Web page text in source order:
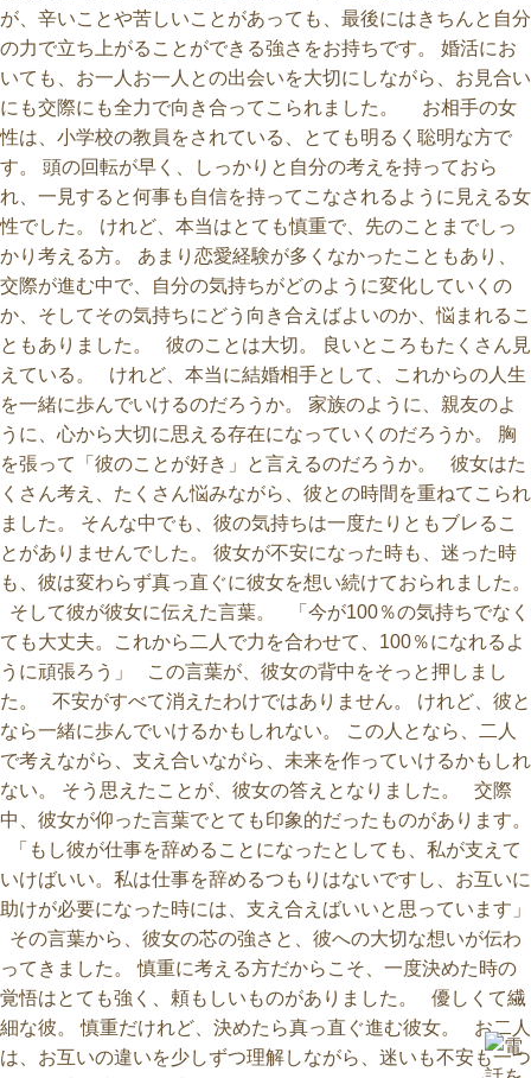
が、辛いことや苦しいことがあっても、最後にはきちんと自分
の力で立ち上がることができる強さをお持ちです。 婚活にお
いても、お一人お一人との出会いを大切にしながら、お見合い
にも交際にも全力で向き合ってこられました。 お相手の女
性は、小学校の教員をされている、とても明るく聡明な方で
す。 頭の回転が早く、しっかりと自分の考えを持っておら
れ、一見すると何事も自信を持ってこなされるように見える女
性でした。 けれど、本当はとても慎重で、先のことまでしっ
かり考える方。 あまり恋愛経験が多くなかったこともあり、
交際が進む中で、自分の気持ちがどのように変化していくの
か、そしてその気持ちにどう向き合えばよいのか、悩まれるこ
ともありました。 彼のことは大切。 良いところもたくさん見
えている。 けれど、本当に結婚相手として、これからの人生
を一緒に歩んでいけるのだろうか。 家族のように、親友のよ
うに、心から大切に思える存在になっていくのだろうか。 胸
を張って「彼のことが好き」と言えるのだろうか。 彼女はた
くさん考え、たくさん悩みながら、彼との時間を重ねてこられ
ました。 そんな中でも、彼の気持ちは一度たりともブレるこ
とがありませんでした。 彼女が不安になった時も、迷った時
も、彼は変わらず真っ直ぐに彼女を想い続けておられました。
そして彼が彼女に伝えた言葉。 「今が100％の気持ちでなく
ても大丈夫。これから二人で力を合わせて、100％になれるよ
うに頑張ろう」 この言葉が、彼女の背中をそっと押しまし
た。 不安がすべて消えたわけではありません。 けれど、彼と
なら一緒に歩んでいけるかもしれない。 この人となら、二人
で考えながら、支え合いながら、未来を作っていけるかもしれ
ない。 そう思えたことが、彼女の答えとなりました。 交際
中、彼女が仰った言葉でとても印象的だったものがあります。
「もし彼が仕事を辞めることになったとしても、私が支えて
いけばいい。私は仕事を辞めるつもりはないですし、お互いに
助けが必要になった時には、支え合えばいいと思っています」
その言葉から、彼女の芯の強さと、彼への大切な想いが伝わ
ってきました。 慎重に考える方だからこそ、一度決めた時の
覚悟はとても強く、頼もしいものがありました。 優しくて繊
細な彼。 慎重だけれど、決めたら真っ直ぐ進む彼女。 お二人
は、お互いの違いを少しずつ理解しながら、迷いも不安も一つ